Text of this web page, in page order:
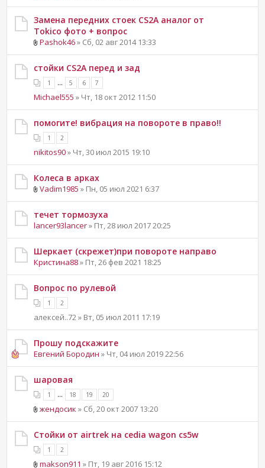
Замена передних стоек CS2A аналог от
Tokico фото + вопрос
Pashok46» Сб, 02 авг 2014 13:33
стойки CS2A перед и зад
1 ... 5 6 7
Michael555 » Чт, 18 окт 2012 11:50
помогите! вибрация на повороте в право!!
1 2
nikitos90» Чт, 30 июл 2015 19:10
Колеса в арках
Vadim1985 » Пн, 05 июл 2021 6:37
течет тормозуха
lancer93lancer» Пт, 28 июл 2017 20:25
Шеркает (скрежет)при повороте направо
Кристина88» Пт, 26 фев 2021 18:25
Вопрос по рулевой
1 2
алексей..72 » Вт, 05 июл 2011 17:19
Прошу подскажите
Евгений Бородин » Чт, 04 июл 2019 22:56
шаровая
1 ... 18 19 20
жендосик » Сб, 20 окт 2007 13:20
Стойки от airtrek на cedia wagon cs5w
1 2
makson911 » Пт, 19 авг 2016 15:12